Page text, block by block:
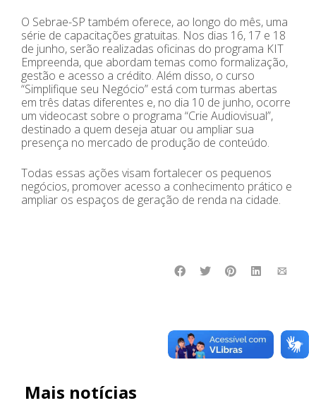
O Sebrae-SP também oferece, ao longo do mês, uma
série de capacitações gratuitas. Nos dias 16, 17 e 18
de junho, serão realizadas oficinas do programa KIT
Empreenda, que abordam temas como formalização,
gestão e acesso a crédito. Além disso, o curso
“Simplifique seu Negócio” está com turmas abertas
em três datas diferentes e, no dia 10 de junho, ocorre
um videocast sobre o programa “Crie Audiovisual”,
destinado a quem deseja atuar ou ampliar sua
presença no mercado de produção de conteúdo.
Todas essas ações visam fortalecer os pequenos
negócios, promover acesso a conhecimento prático e
ampliar os espaços de geração de renda na cidade.
Mais notícias